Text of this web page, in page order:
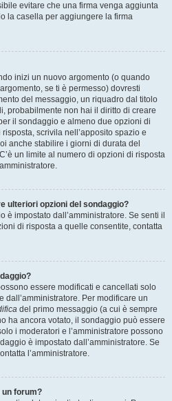
evitare che una firma venga aggiunta
la casella per aggiungere la firma
inizi un nuovo argomento (o quando
se ti è permesso) dovresti
del messaggio, un riquadro dal titolo
probabilmente non hai il diritto di creare
il sondaggio e almeno due opzioni di
scrivila nell’apposito spazio e
anche stabilire i giorni di durata del
un limite al numero di opzioni di risposta
ulteriori opzioni del sondaggio?
è impostato dall’amministratore. Se senti il
di risposta a quelle consentite, contatta
essere modificati e cancellati solo
dall’amministratore. Per modificare un
del primo messaggio (a cui è sempre
ha ancora votato, il sondaggio può essere
i moderatori e l’amministratore possono
è impostato dall’amministratore. Se
l’amministratore.
un forum?